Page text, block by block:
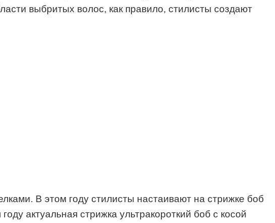
выбритых волос, как правило, стилисты создают
В этом году стилисты настаивают на стрижке боб
актуальная стрижка ультракороткий боб с косой